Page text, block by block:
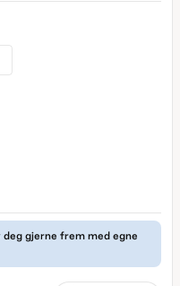
gjerne frem med egne